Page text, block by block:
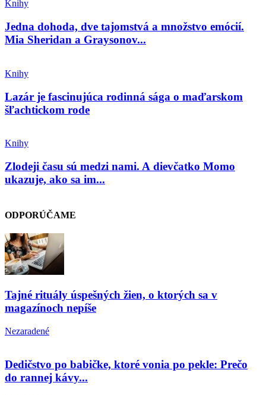
Knihy
Jedna dohoda, dve tajomstvá a množstvo emócií.
Mia Sheridan a Graysonov...
Knihy
Lazár je fascinujúca rodinná sága o maďarskom
šľachtickom rode
Knihy
Zlodeji času sú medzi nami. A dievčatko Momo
ukazuje, ako sa im...
ODPORÚČAME
Tajné rituály úspešných žien, o ktorých sa v
magazínoch nepíše
Nezaradené
Dedičstvo po babičke, ktoré vonia po pekle: Prečo
do rannej kávy...